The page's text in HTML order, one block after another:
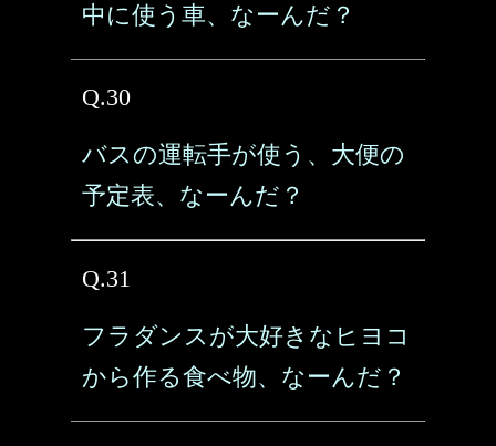
中に使う車、なーんだ？
Q.30
バスの運転手が使う、大便の
予定表、なーんだ？
Q.31
フラダンスが大好きなヒヨコ
から作る食べ物、なーんだ？